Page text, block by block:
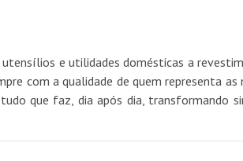
e utilidades domésticas a
com a qualidade de quem representa
que faz, dia após dia, transformando